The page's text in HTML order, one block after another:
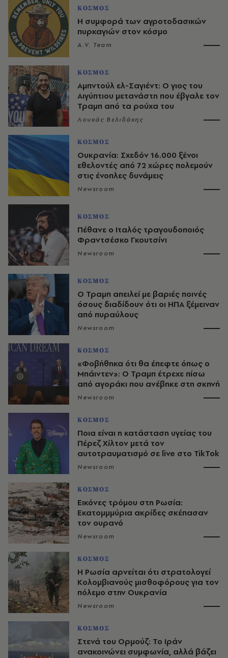
ΚΟΣΜΟΣ
Η συμφορά των αγροτοδασικών
πυρκαγιών στον κόσμο
A.V. Team
ΚΟΣΜΟΣ
Αμπντούλ ελ-Σαγιέντ: Ο γιος του
Αιγύπτιου μετανάστη που έβγαλε τον
Τραμπ από τα ρούχα του
Λουκάς Βελιδάκης
ΚΟΣΜΟΣ
Ουκρανία: Σχεδόν 16.000 ξένοι
εθελοντές από 72 χώρες πολεμούν
στις ένοπλες δυνάμεις
Newsroom
ΚΟΣΜΟΣ
Πέθανε ο Ιταλός τραγουδοποιός
Φραντσέσκο Γκουτσίνι
Newsroom
ΚΟΣΜΟΣ
O Τραμπ απειλεί με βαριές ποινές
όσους διαδίδουν ότι οι ΗΠΑ ξέμειναν
από πυραύλους
Newsroom
ΚΟΣΜΟΣ
«Φοβήθηκα ότι θα έπεφτε όπως ο
Μπάιντεν»: Ο Τραμπ έτρεχε πίσω
από αγοράκι που ανέβηκε στη σκηνή
Newsroom
ΚΟΣΜΟΣ
Ποια είναι η κατάσταση υγείας του
Πέρεζ Χίλτον μετά τον
αυτοτραυματισμό σε live στο TikTok
Newsroom
ΚΟΣΜΟΣ
Εικόνες τρόμου στη Ρωσία:
Εκατομμμύρια ακρίδες σκέπασαν
τον ουρανό
Newsroom
ΚΟΣΜΟΣ
Η Ρωσία αρνείται ότι στρατολογεί
Κολομβιανούς μισθοφόρους για τον
πόλεμο στην Ουκρανία
Newsroom
ΚΟΣΜΟΣ
Στενά του Ορμούζ: Το Ιράν
ανακοινώνει συμφωνία, αλλά βάζει